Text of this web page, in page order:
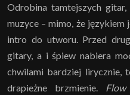
Odrobina tamtejszych
muzyce – mimo, że
intro do utworu. Przed
gitary, a i śpiew nabiera
chwilami bardziej lirycznie,
drapieżne brzmienie.